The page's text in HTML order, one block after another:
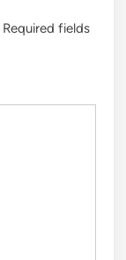
Required fields